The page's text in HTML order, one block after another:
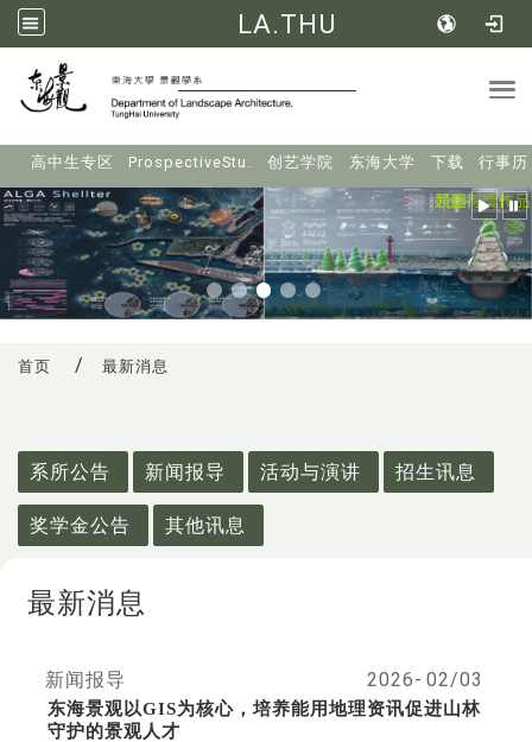
LA.THU
高中生专区 ProspectiveStu. 创艺学院 东海大学 下载 行事历
首页 最新消息
系所公告
新闻报导 活动与演讲 招生讯息
奖学金公告 其他讯息
最新消息
新闻报导
东海景观以GIS为核心，培养能用地理资讯促进山林
守护的景观人才
2026- 02/03